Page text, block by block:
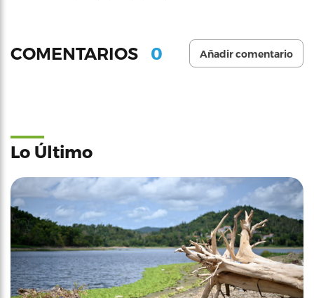
COMENTARIOS 0 Añadir comentario
Lo Último